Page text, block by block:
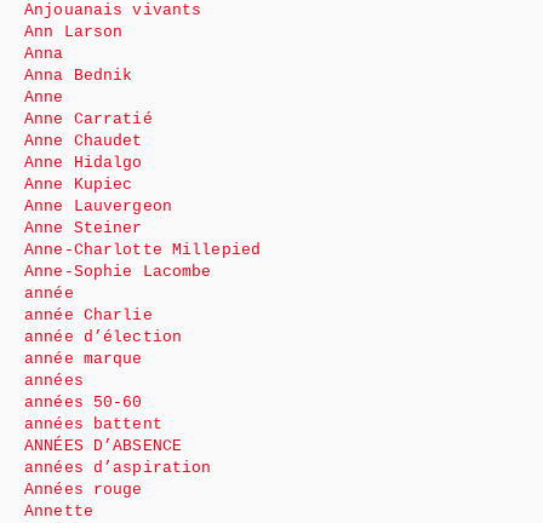
Anjouanais vivants
Ann Larson
Anna
Anna Bednik
Anne
Anne Carratié
Anne Chaudet
Anne Hidalgo
Anne Kupiec
Anne Lauvergeon
Anne Steiner
Anne-Charlotte Millepied
Anne-Sophie Lacombe
année
année Charlie
année d’élection
année marque
années
années 50-60
années battent
ANNÉES D’ABSENCE
années d’aspiration
Années rouge
Annette